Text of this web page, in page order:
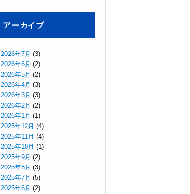
アーカイブ
2026年7月 (3)
2026年6月 (2)
2026年5月 (2)
2026年4月 (3)
2026年3月 (3)
2026年2月 (2)
2026年1月 (1)
2025年12月 (4)
2025年11月 (4)
2025年10月 (1)
2025年9月 (2)
2025年8月 (3)
2025年7月 (5)
2025年6月 (2)